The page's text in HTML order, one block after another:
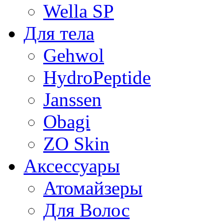
Wella SP
Для тела
Gehwol
HydroPeptide
Janssen
Obagi
ZO Skin
Aксессуары
Атомайзеры
Для Волос